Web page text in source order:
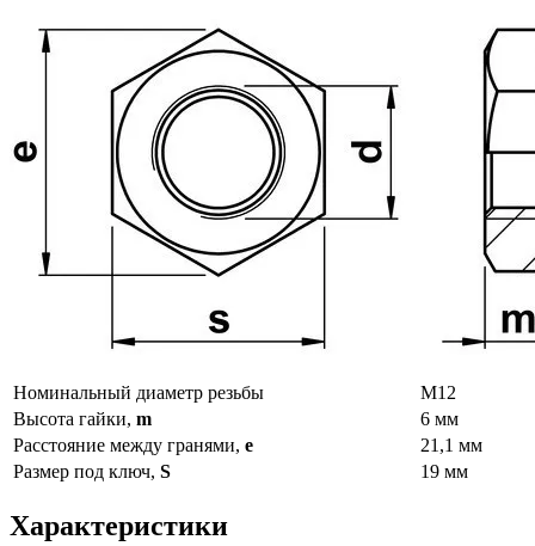
Номинальный диаметр резьбы
М12
Высота гайки, m
6 мм
Расстояние между гранями, e
21,1 мм
Размер под ключ, S 19 мм
Характеристики